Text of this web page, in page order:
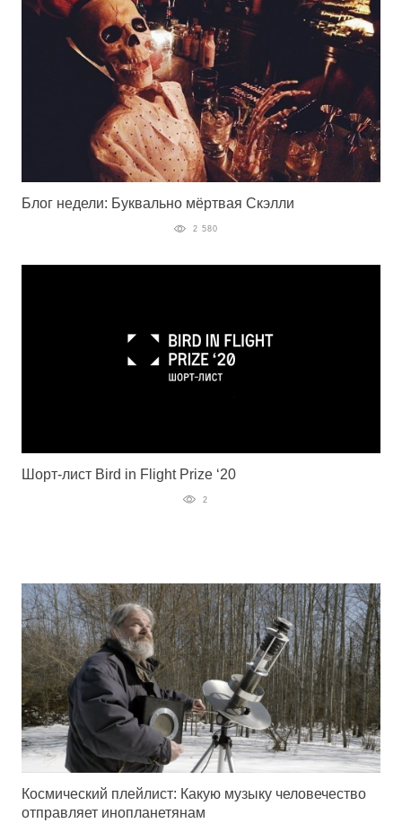
Блог недели: Буквально мёртвая Скэлли
2 580
Шорт-лист Bird in Flight Prize ‘20
2
Космический плейлист: Какую музыку человечество
отправляет инопланетянам